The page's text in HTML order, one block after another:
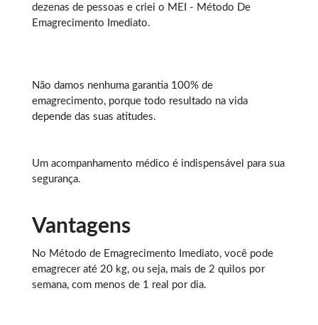
dezenas de pessoas e criei o MEI - Método De
Emagrecimento Imediato.
Não damos nenhuma garantia 100% de
emagrecimento, porque todo resultado na vida
depende das suas atitudes.
Um acompanhamento médico é indispensável para sua
segurança.
Vantagens
No Método de Emagrecimento Imediato, você pode
emagrecer até 20 kg, ou seja, mais de 2 quilos por
semana, com menos de 1 real por dia.